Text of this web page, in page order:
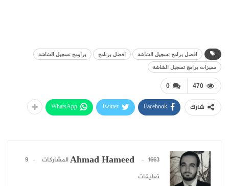
افضل برامج تسجيل الشاشة افضل برنامج
براومج تسجيل الشاشة
مميزات برامج تسجيل الشاشة
0 470
شارك Facebook
Twitter
WhatsApp
Ahmad Hameed 1663 المشاركات
9
تعليقات